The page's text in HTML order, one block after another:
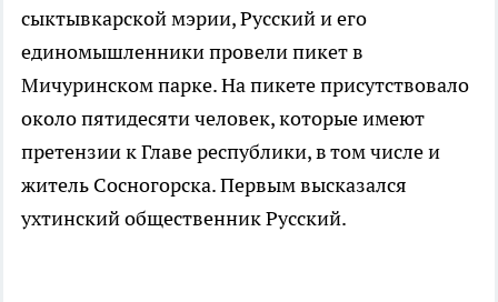
сыктывкарской мэрии, Русский и его
единомышленники провели пикет в
Мичуринском парке. На пикете присутствовало
около пятидесяти человек, которые имеют
претензии к Главе республики, в том числе и
житель Сосногорска. Первым высказался
ухтинский общественник Русский.